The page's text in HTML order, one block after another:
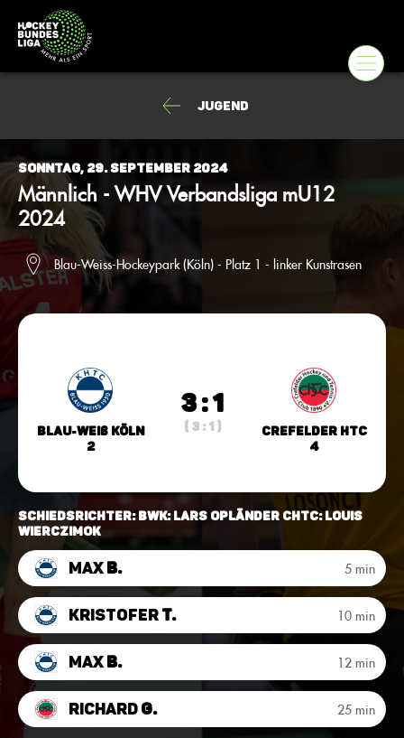
Jugend
Sonntag, 29. September 2024
Männlich - WHV Verbandsliga mU12
2024
Blau-Weiss-Hockeypark (Köln) - Platz 1 - linker Kunstrasen
Blau-Weiß Köln
2
3 : 1
( 3 : 1 )
Crefelder HTC
4
Schiedsrichter: BWK: Lars Opländer CHTC: Louis
Wierczimok
MaxB. 5 min
KristoferT. 10 min
MaxB. 12 min
RichardG. 25 min